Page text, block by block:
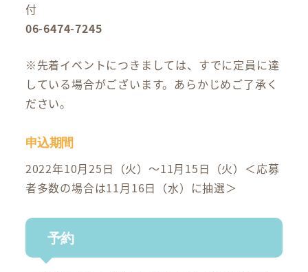
付
06-6474-7245
※先着イベントにつきましては、すでに定員に達
している場合がございます。あらかじめご了承く
ださい。
申込期間
2022年10月25日（火）～11月15日（火）＜応募
者多数の場合は11月16日（水）に抽選＞
予約